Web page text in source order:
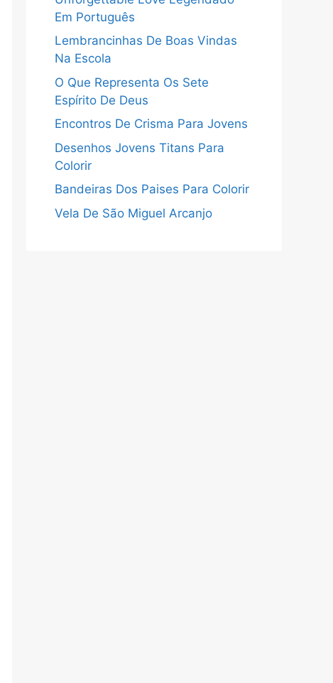
Em Português
Lembrancinhas De Boas Vindas
Na Escola
O Que Representa Os Sete
Espírito De Deus
Encontros De Crisma Para Jovens
Desenhos Jovens Titans Para
Colorir
Bandeiras Dos Paises Para Colorir
Vela De São Miguel Arcanjo